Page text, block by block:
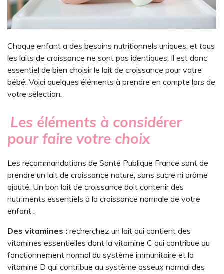
Chaque enfant a des besoins nutritionnels uniques, et tous
les laits de croissance ne sont pas identiques. Il est donc
essentiel de bien choisir le lait de croissance pour votre
bébé. Voici quelques éléments à prendre en compte lors de
votre sélection.
Les éléments à considérer
pour faire votre choix
Les recommandations de Santé Publique France sont de
prendre un lait de croissance nature, sans sucre ni arôme
ajouté. Un bon lait de croissance doit contenir des
nutriments essentiels à la croissance normale de votre
enfant :
Des vitamines : recherchez un lait qui contient des
vitamines essentielles dont la vitamine C qui contribue au
fonctionnement normal du système immunitaire et la
vitamine D qui contribue au système osseux normal des